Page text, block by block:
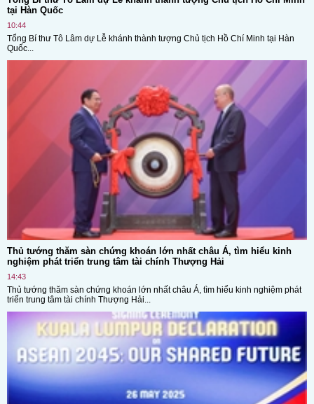
tại Hàn Quốc
10:44
Tổng Bí thư Tô Lâm dự Lễ khánh thành tượng Chủ tịch Hồ Chí Minh tại Hàn
Quốc...
Thủ tướng thăm sàn chứng khoán lớn nhất châu Á, tìm hiểu kinh
nghiệm phát triển trung tâm tài chính Thượng Hải
14:43
Thủ tướng thăm sàn chứng khoán lớn nhất châu Á, tìm hiểu kinh nghiệm phát
triển trung tâm tài chính Thượng Hải...